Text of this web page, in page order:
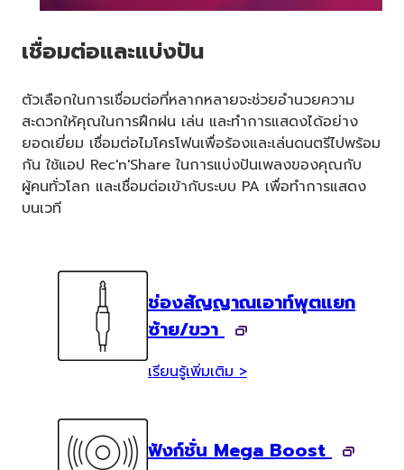
เชื่อมต่อและแบ่งปัน
ตัวเลือกในการเชื่อมต่อที่หลากหลายจะช่วยอำนวยความ
สะดวกให้คุณในการฝึกฝน เล่น และทำการแสดงได้อย่าง
ยอดเยี่ยม เชื่อมต่อไมโครโฟนเพื่อร้องและเล่นดนตรีไปพร้อม
กัน ใช้แอป Rec'n'Share ในการแบ่งปันเพลงของคุณกับ
ผู้คนทั่วโลก และเชื่อมต่อเข้ากับระบบ PA เพื่อทำการแสดง
บนเวที
ช่องสัญญาณเอาท์พุตแยก
ซ้าย/ขวา
เรียนรู้เพิ่มเติม >
ฟังก์ชั่น Mega Boost